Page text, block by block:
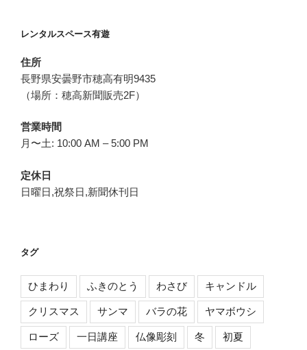
ン
レンタルスペース有遊
住所
長野県安曇野市穂高有明9435
（場所：穂高新聞販売2F）
営業時間
月〜土: 10:00 AM – 5:00 PM
定休日
日曜日,祝祭日,新聞休刊日
タグ
ひまわり ふきのとう わさび キャンドル
クリスマス サンマ バラの花 ヤマボウシ
ローズ 一日講座 仏像彫刻 冬 初夏